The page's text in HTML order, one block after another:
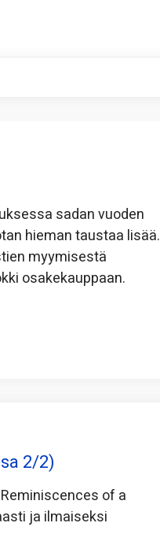
sadan vuoden
hieman taustaa lisää.
myymisestä
osakekauppaan.
2/2)
of a
ja ilmaiseksi